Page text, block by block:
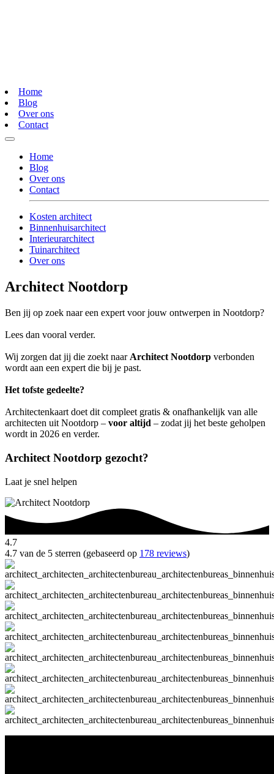
Home
Blog
Over ons
Contact
Home
Blog
Over ons
Contact
Kosten architect
Binnenhuisarchitect
Interieurarchitect
Tuinarchitect
Over ons
Architect Nootdorp
Ben jij op zoek naar een expert voor jouw ontwerpen in Nootdorp?
Lees dan vooral verder.
Wij zorgen dat jij die zoekt naar Architect Nootdorp verbonden
wordt aan een expert die bij je past.
Het tofste gedeelte?
Architectenkaart doet dit compleet gratis & onafhankelijk van alle
architecten uit Nootdorp – voor altijd – zodat jij het beste geholpen
wordt in 2026 en verder.
Architect Nootdorp gezocht?
Laat je snel helpen
4.7
4.7 van de 5 sterren (gebaseerd op 178 reviews)